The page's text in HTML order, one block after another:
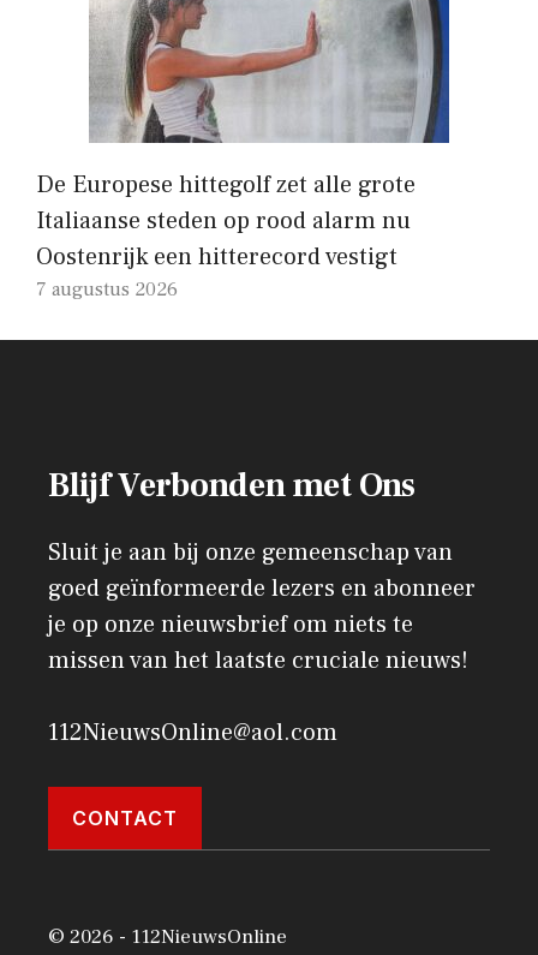
De Europese hittegolf zet alle grote
Italiaanse steden op rood alarm nu
Oostenrijk een hitterecord vestigt
7 augustus 2026
Blijf Verbonden met Ons
Sluit je aan bij onze gemeenschap van
goed geïnformeerde lezers en abonneer
je op onze nieuwsbrief om niets te
missen van het laatste cruciale nieuws!
112NieuwsOnline@aol.com
CONTACT
© 2026 - 112NieuwsOnline